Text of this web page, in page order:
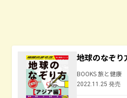
地球のなぞ
BOOKS 旅と健康
2022.11.25 発売